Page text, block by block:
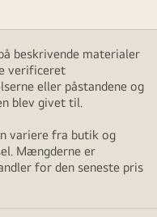
beskrivende materialer
verificeret
eller påstandene og
blev givet til.
variere fra butik og
Mængderne er
for den seneste pris